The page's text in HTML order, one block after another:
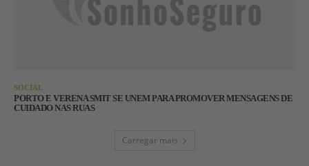
SOCIAL
PORTO E VERENA SMIT SE UNEM PARA PROMOVER MENSAGENS DE
CUIDADO NAS RUAS
Carregar mais